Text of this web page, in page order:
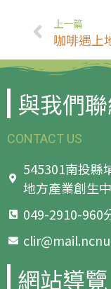
上一篇
與我們
CONTACT US
545301南投縣
地方產業創生
049-2910-960
網站導覽